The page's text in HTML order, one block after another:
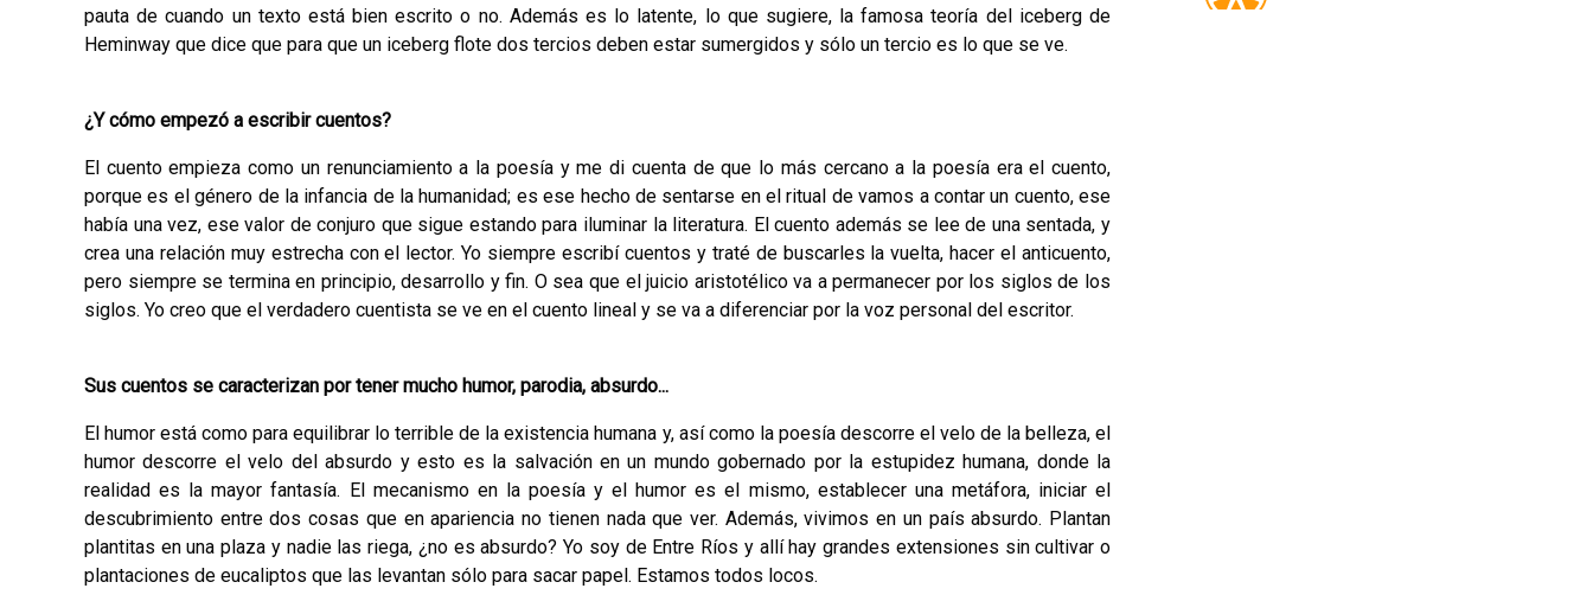
pauta de cuando un texto está bien escrito o no. Además es lo latente, lo que sugiere, la famosa teoría del iceberg de
Heminway que dice que para que un ice­berg flote dos tercios deben estar sumergidos y sólo un tercio es lo que se ve.
¿Y cómo empezó a escribir cuentos?
El cuento empieza como un renunciamiento a la poesía y me di cuenta de que lo más cercano a la poesía era el cuento,
porque es el género de la infancia de la humani­dad; es ese hecho de sentarse en el ritual de vamos a contar un cuento, ese
había una vez, ese valor de conjuro que sigue estando para iluminar la literatura. El cuento además se lee de una sentada, y
crea una relación muy estrecha con el lector. Yo siempre escribí cuentos y traté de buscarles la vuelta, hacer el anticuento,
pero siempre se termina en principio, desarrollo y fin. O sea que el jui­cio aristotélico va a permanecer por los siglos de los
si­glos. Yo creo que el verdadero cuentista se ve en el cuento lineal y se va a diferenciar por la voz personal del escritor.
Sus cuentos se caracterizan por tener mucho humor, parodia, absurdo...
El humor está como para equilibrar lo terrible de la existencia humana y, así como la poesía descorre el velo de la belleza, el
humor descorre el velo del absurdo y esto es la salva­ción en un mundo gobernado por la estupidez humana, donde la
realidad es la mayor fantasía. El mecanismo en la poesía y el humor es el mismo, esta­blecer una metáfora, iniciar el
descubrimiento entre dos cosas que en aparien­cia no tienen nada que ver. Además, vi­vimos en un país absurdo. Plantan
plantitas en una plaza y nadie las riega, ¿no es absurdo? Yo soy de Entre Ríos y allí hay grandes extensiones sin cultivar o
plantaciones de eucaliptos que las levantan sólo para sacar papel. Estamos todos locos.